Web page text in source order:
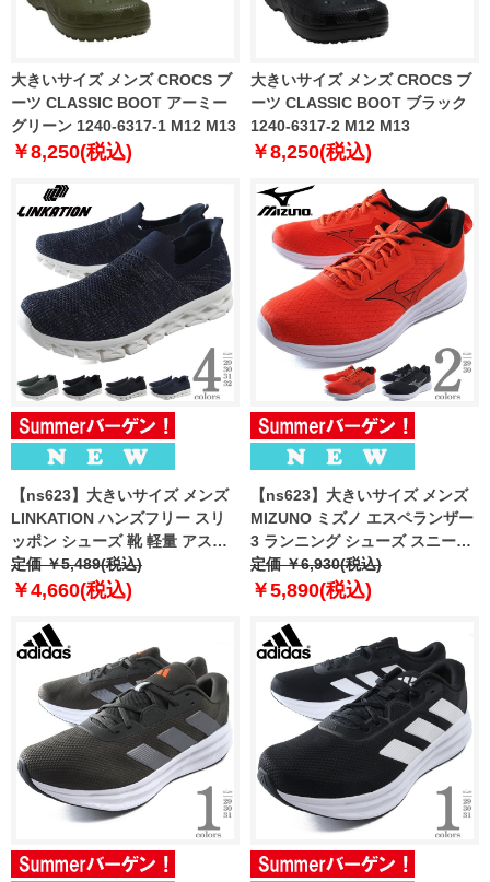
大きいサイズ メンズ CROCS ブ
ーツ CLASSIC BOOT アーミー
グリーン 1240-6317-1 M12 M13
￥8,250(税込)
大きいサイズ メンズ CROCS ブ
ーツ CLASSIC BOOT ブラック
1240-6317-2 M12 M13
￥8,250(税込)
【ns623】大きいサイズ メンズ
LINKATION ハンズフリー スリ
ッポン シューズ 靴 軽量 アスレ
ジャー スポーツウェア 春夏新作
lksn-269001
定価 ￥5,489(税込)
￥4,660(税込)
【ns623】大きいサイズ メンズ
MIZUNO ミズノ エスペランザー
3 ランニング シューズ スニーカ
ー 春夏新作 k1ga2606
定価 ￥6,930(税込)
￥5,890(税込)